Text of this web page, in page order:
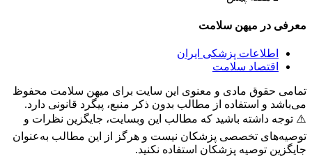
در میهن سلامت
اطلاعات پزشکی ایران
اقتصاد سلامت
حقوق مادی و معنوی این سایت برای میهن سلامت محفوظ
و استفاده از مطالب بدون ذکر منبع، پیگرد قانونی دارد.
توجه داشته باشید که مطالب این وبسایت، جایگزین نظرات و
تخصصی پزشکان نیست و هرگز از این مطالب به‌عنوان
توصیه پزشکان استفاده نکنید.